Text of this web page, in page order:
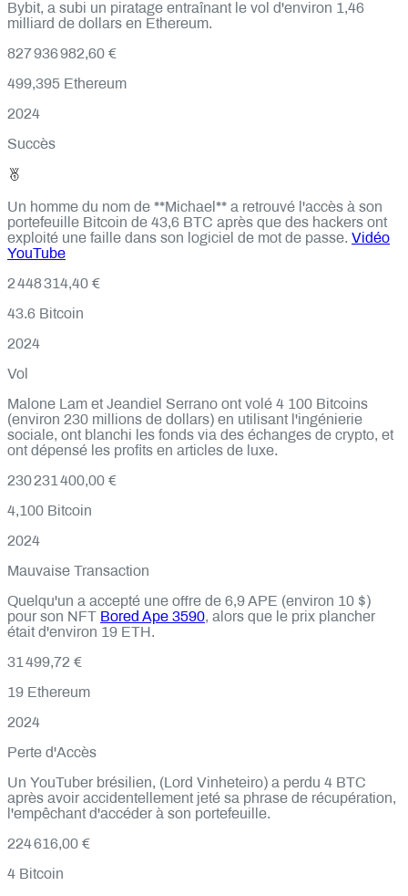
Bybit, a subi un piratage entraînant le vol d'environ 1,46
milliard de dollars en Ethereum.
827 936 982,60 €
499,395 Ethereum
2024
Succès
Un homme du nom de **Michael** a retrouvé l'accès à son
portefeuille Bitcoin de 43,6 BTC après que des hackers ont
exploité une faille dans son logiciel de mot de passe. Vidéo
YouTube
2 448 314,40 €
43.6 Bitcoin
2024
Vol
Malone Lam et Jeandiel Serrano ont volé 4 100 Bitcoins
(environ 230 millions de dollars) en utilisant l'ingénierie
sociale, ont blanchi les fonds via des échanges de crypto, et
ont dépensé les profits en articles de luxe.
230 231 400,00 €
4,100 Bitcoin
2024
Mauvaise Transaction
Quelqu'un a accepté une offre de 6,9 APE (environ 10 $)
pour son NFT Bored Ape 3590, alors que le prix plancher
était d'environ 19 ETH.
31 499,72 €
19 Ethereum
2024
Perte d'Accès
Un YouTuber brésilien, (Lord Vinheteiro) a perdu 4 BTC
après avoir accidentellement jeté sa phrase de récupération,
l'empêchant d'accéder à son portefeuille.
224 616,00 €
4 Bitcoin